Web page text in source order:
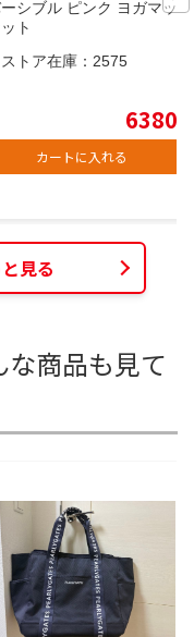
ーシブル ピンク ヨガマット
ト
トア在庫： 2575
6380
カートに入れる
見る
商品も見て